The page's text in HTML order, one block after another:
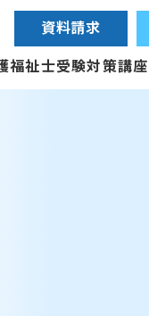
資料請求
福祉士受験対策講座